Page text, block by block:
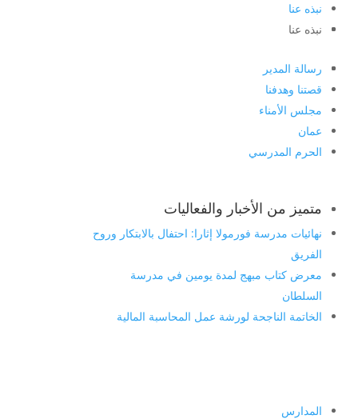
نبذه عنا
نبذه عنا
رسالة المدير
قصتنا وهدفنا
مجلس الأمناء
عمان
الحرم المدرسي
متميز من الأخبار والفعاليات
نهائيات مدرسة فورمولا إثارا: احتفال بالابتكار وروح
الفريق
معرض كتاب مبهج لمدة يومين في مدرسة
السلطان
الخاتمة الناجحة لورشة عمل المحاسبة المالية
المدارس